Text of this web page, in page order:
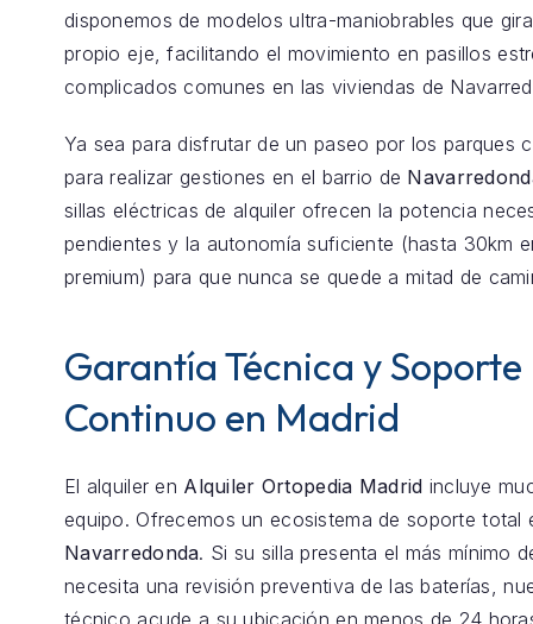
disponemos de modelos ultra-maniobrables que
propio eje, facilitando el movimiento en pasillos
complicados comunes en las viviendas de
Ya sea para disfrutar de un paseo por los parques
para realizar gestiones en el barrio de
sillas eléctricas de alquiler ofrecen la potencia
pendientes y la autonomía suficiente (hasta 30km
premium) para que nunca se quede a mitad de
Garantía Técnica y Soporte
Continuo en Madrid
El alquiler en Alquiler Ortopedia Madrid incluye
equipo. Ofrecemos un ecosistema de soporte total
Navarredonda. Si su silla presenta el más mínimo
necesita una revisión preventiva de las baterías,